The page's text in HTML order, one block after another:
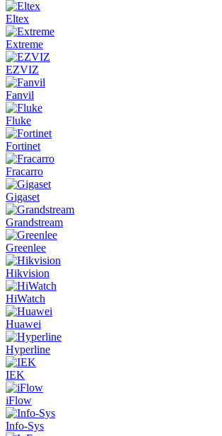
Eltex
Extreme
EZVIZ
Fanvil
Fluke
Fortinet
Fracarro
Gigaset
Grandstream
Greenlee
Hikvision
HiWatch
Huawei
Hyperline
IEK
iFlow
Info-Sys